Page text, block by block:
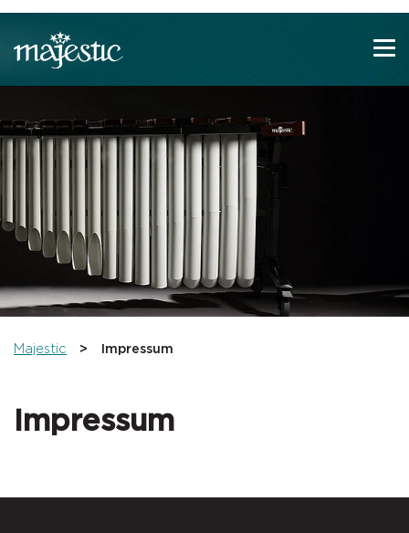
Diese Meldung nicht mehr anzeigen
Majestic Impressum
Impressum